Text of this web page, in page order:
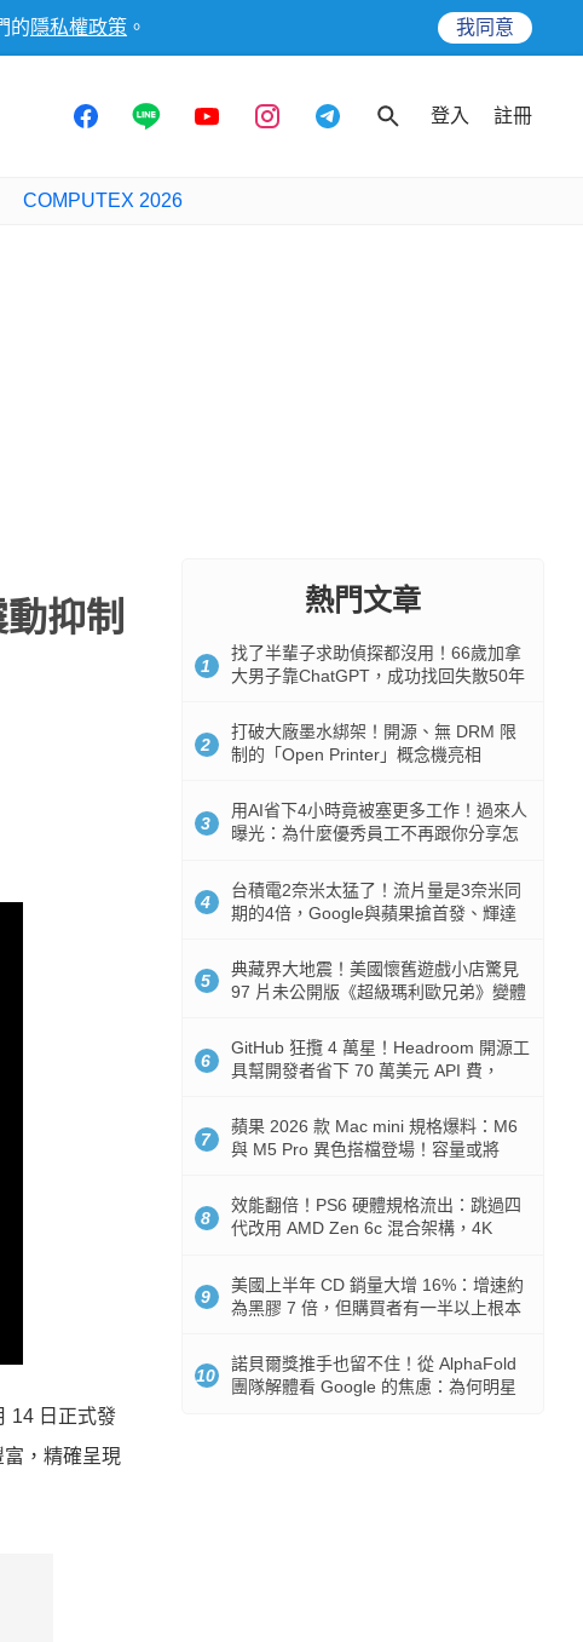
的 隱私權政策 。 我同意
登入 註冊
COMPUTEX 2026
抑制
14 日正式發
，精確呈現
熱門文章
1
找了半輩子求助偵探都沒用！66歲加拿
大男子靠ChatGPT，成功找回失散50年
2
打破大廠墨水綁架！開源、無 DRM 限
制的「Open Printer」概念機亮相
3
用AI省下4小時竟被塞更多工作！過來人
曝光：為什麼優秀員工不再跟你分享怎
4
台積電2奈米太猛了！流片量是3奈米同
期的4倍，Google與蘋果搶首發、輝達
5
典藏界大地震！美國懷舊遊戲小店驚見
97 片未公開版《超級瑪利歐兄弟》變體
6
GitHub 狂攬 4 萬星！Headroom 開源工
具幫開發者省下 70 萬美元 API 費，
7
蘋果 2026 款 Mac mini 規格爆料：M6
與 M5 Pro 異色搭檔登場！容量或將
8
效能翻倍！PS6 硬體規格流出：跳過四
代改用 AMD Zen 6c 混合架構，4K
9
美國上半年 CD 銷量大增 16%：增速約
為黑膠 7 倍，但購買者有一半以上根本
10
諾貝爾獎推手也留不住！從 AlphaFold
團隊解體看 Google 的焦慮：為何明星